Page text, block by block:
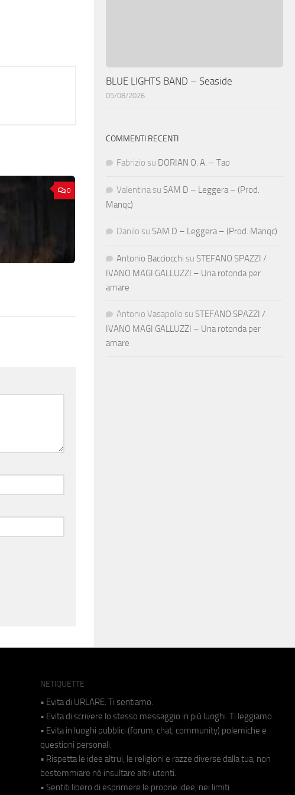
0
BLUE LIGHTS BAND – Seaside
05/08/2026
COMMENTI RECENTI
Fabrizio su DORIAN O. A. – Tao
Valentina su SAM D – Leggera – (Prod.
Manqc)
Danilo su SAM D – Leggera – (Prod. Manqc)
Antonio Bacciocchi su STEFANO SPAZZI /
IVANO MAGI GALLUZZI – Una rotonda per
amare
Antonio Vasapollo su STEFANO SPAZZI /
IVANO MAGI GALLUZZI – Una rotonda per
amare
NETIQUETTE
• Evita di URLARE. Ti sentiamo.
• Evita di scrivere lo stesso messaggio in più luoghi. Ti leggiamo.
• Evita in luoghi pubblici (forum, chat, community) polemiche e
questioni personali.
• Rispetta le idee altrui, le religioni e razze diverse dalla tua, non
bestemmiare né insultare altri utenti.
• Sentiti libero di esprimere le proprie idee, nei limiti